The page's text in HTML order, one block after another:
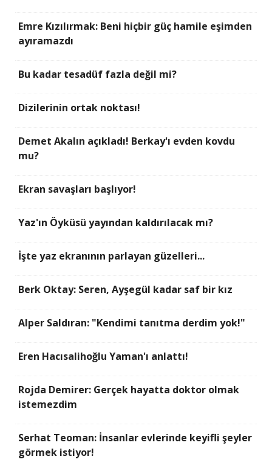
Emre Kızılırmak: Beni hiçbir güç hamile eşimden
ayıramazdı
Bu kadar tesadüf fazla değil mi?
Dizilerinin ortak noktası!
Demet Akalın açıkladı! Berkay'ı evden kovdu
mu?
Ekran savaşları başlıyor!
Yaz'ın Öyküsü yayından kaldırılacak mı?
İşte yaz ekranının parlayan güzelleri...
Berk Oktay: Seren, Ayşegül kadar saf bir kız
Alper Saldıran: "Kendimi tanıtma derdim yok!"
Eren Hacısalihoğlu Yaman'ı anlattı!
Rojda Demirer: Gerçek hayatta doktor olmak
istemezdim
Serhat Teoman: İnsanlar evlerinde keyifli şeyler
görmek istiyor!